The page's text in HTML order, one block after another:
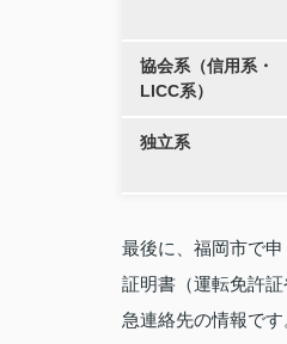
協会系（信用系・
LICC系）
独立系
最後に、福岡市で
証明書（運転免許
急連絡先の情報で